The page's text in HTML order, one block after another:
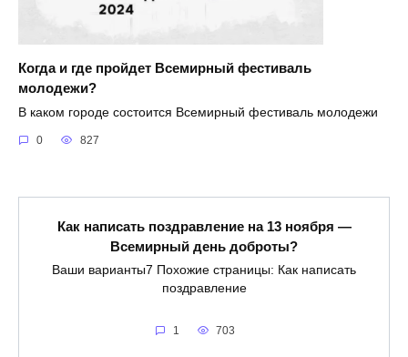
Когда и где пройдет Всемирный фестиваль
молодежи?
В каком городе состоится Всемирный фестиваль молодежи
0 827
Как написать поздравление на 13 ноября —
Всемирный день доброты?
Ваши варианты7 Похожие страницы: Как написать
поздравление
1 703